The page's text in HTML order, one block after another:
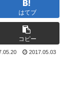
はてブ
コピー
2017.05.03